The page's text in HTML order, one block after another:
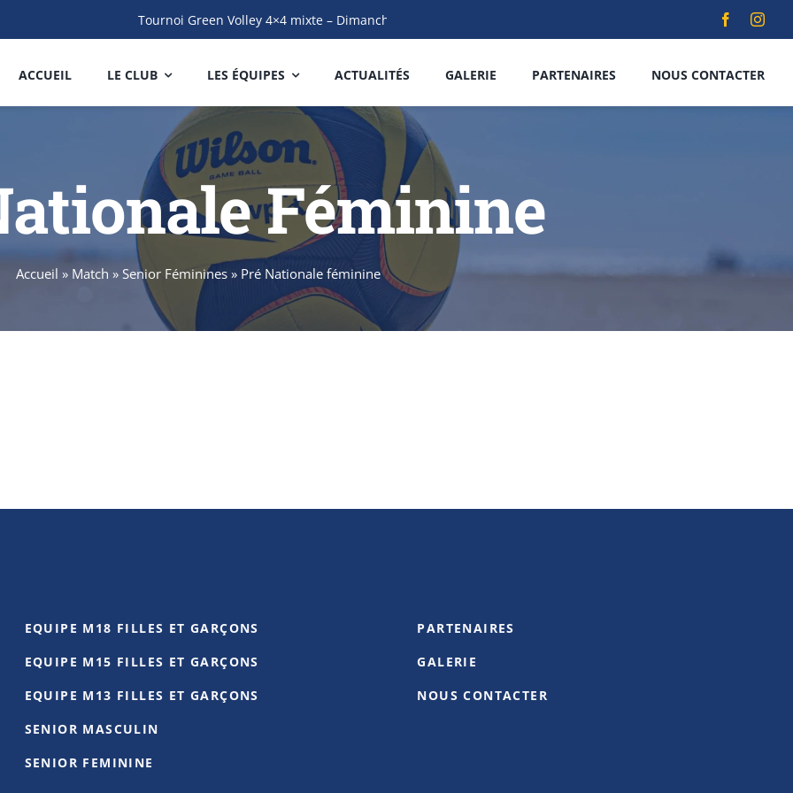
Tournoi Green Volley 4×4 mixte – Dimanche14 juin 2026 Tournoi Green Volley 3×3 masculin – Samedi
ACCUEIL LE CLUB LES ÉQUIPES ACTUALITÉS GALERIE PARTENAIRES NOUS CONTACTER
Féminine
Accueil » Match » Senior Féminines » Pré Nationale féminine
EQUIPE M18 FILLES ET GARÇONS
EQUIPE M15 FILLES ET GARÇONS
EQUIPE M13 FILLES ET GARÇONS
SENIOR MASCULIN
SENIOR FEMININE
PARTENAIRES
GALERIE
NOUS CONTACTER